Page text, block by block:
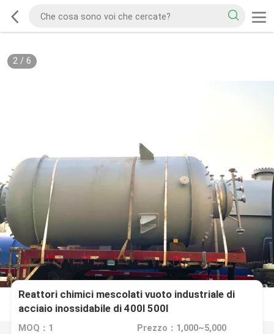
2/ 6
Reattori chimici mescolati vuoto industriale di
acciaio inossidabile di 400l 500l
MOQ：1 Prezzo：1,000~5,000